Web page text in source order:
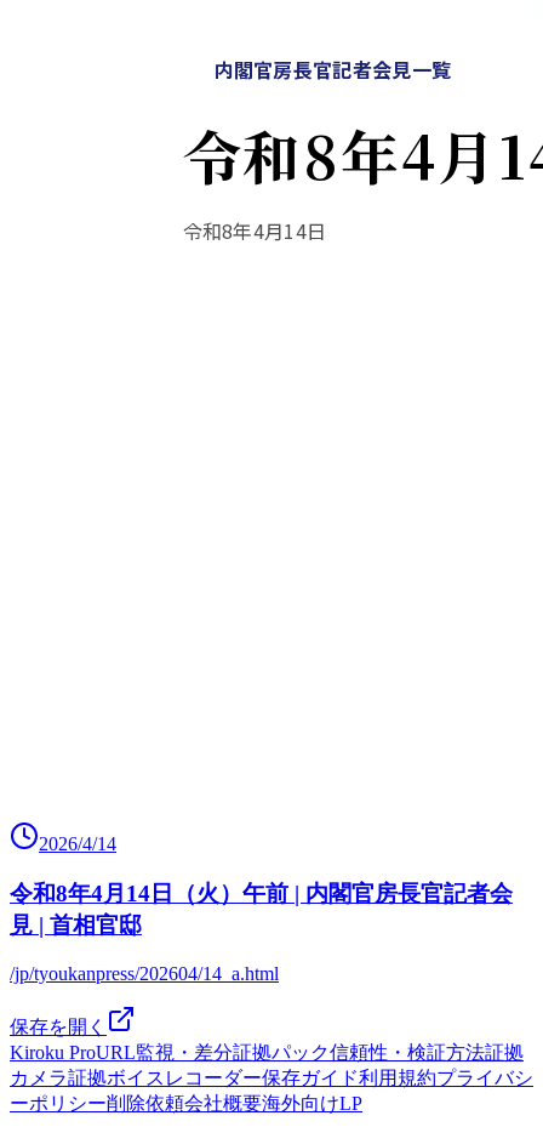
2026/4/14
令和8年4月14日（火）午前 | 内閣官房長官記者会
見 | 首相官邸
/jp/tyoukanpress/202604/14_a.html
保存を開く
Kiroku ProURL監視・差分証拠パック信頼性・検証方法証拠
カメラ証拠ボイスレコーダー保存ガイド利用規約プライバシ
ーポリシー削除依頼会社概要海外向けLP